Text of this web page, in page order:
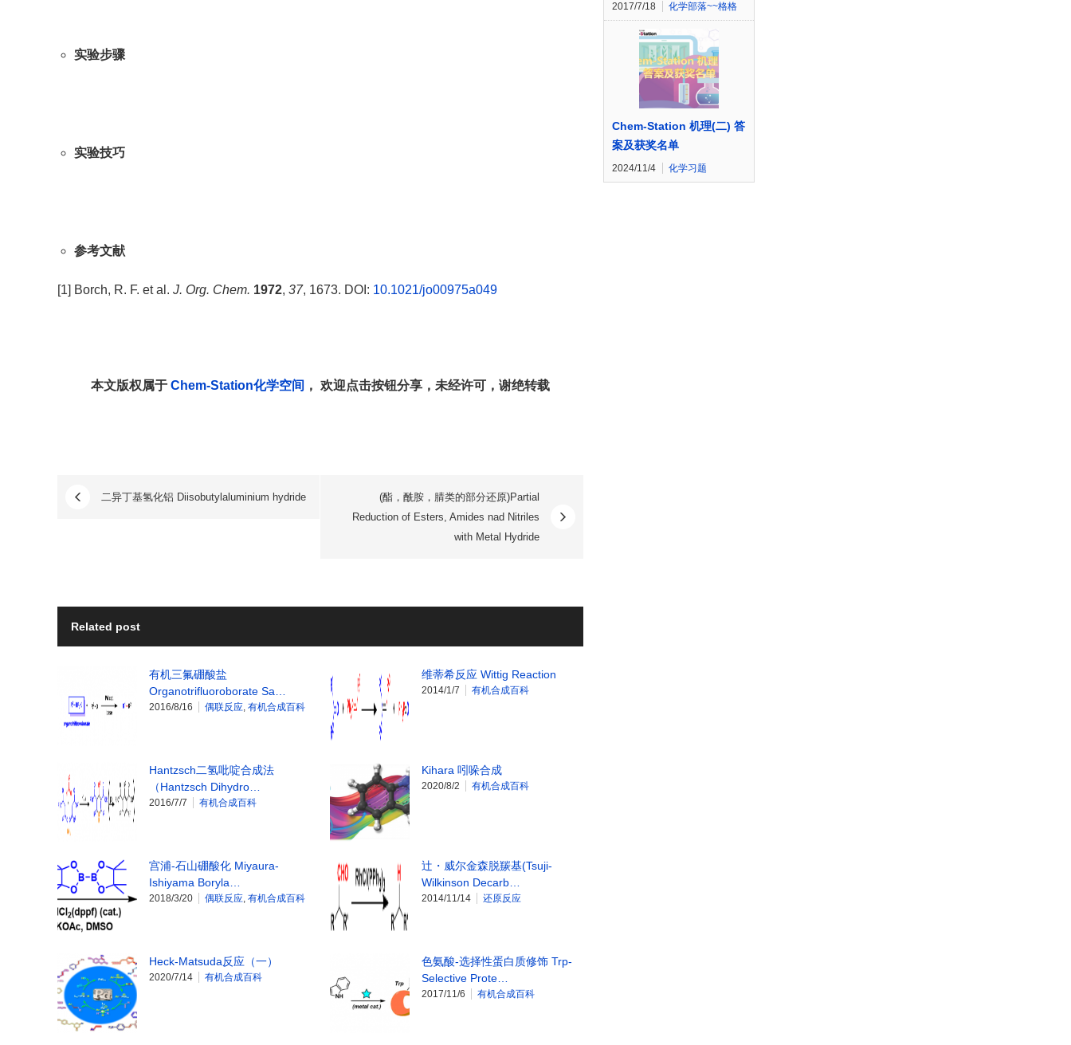
实验步骤
实验技巧
参考文献
[1] Borch, R. F. et al. J. Org. Chem. 1972, 37, 1673. DOI: 10.1021/jo00975a049
本文版权属于 Chem-Station化学空间 ， 欢迎点击按钮分享，未经许可，谢绝转载
二异丁基氢化铝 Diisobutylaluminium hydride
(酯，酰胺，腈类的部分还原)Partial
Reduction of Esters, Amides nad Nitriles
with Metal Hydride
Related post
有机三氟硼酸盐
Organotrifluoroborate Sa…
2016/8/16 偶联反应, 有机合成百科
维蒂希反应 Wittig Reaction
2014/1/7 有机合成百科
Hantzsch二氢吡啶合成法
（Hantzsch Dihydro…
2016/7/7 有机合成百科
Kihara 吲哚合成
2020/8/2 有机合成百科
宫浦-石山硼酸化 Miyaura-
Ishiyama Boryla…
2018/3/20 偶联反应, 有机合成百科
辻・威尔金森脱羰基(Tsuji-
Wilkinson Decarb…
2014/11/14 还原反应
Heck-Matsuda反应（一）
2020/7/14 有机合成百科
色氨酸-选择性蛋白质修饰 Trp-
Selective Prote…
2017/11/6 有机合成百科
2017/7/18 化学部落~~格格
Chem-Station 机理(二) 答
案及获奖名单
2024/11/4 化学习题